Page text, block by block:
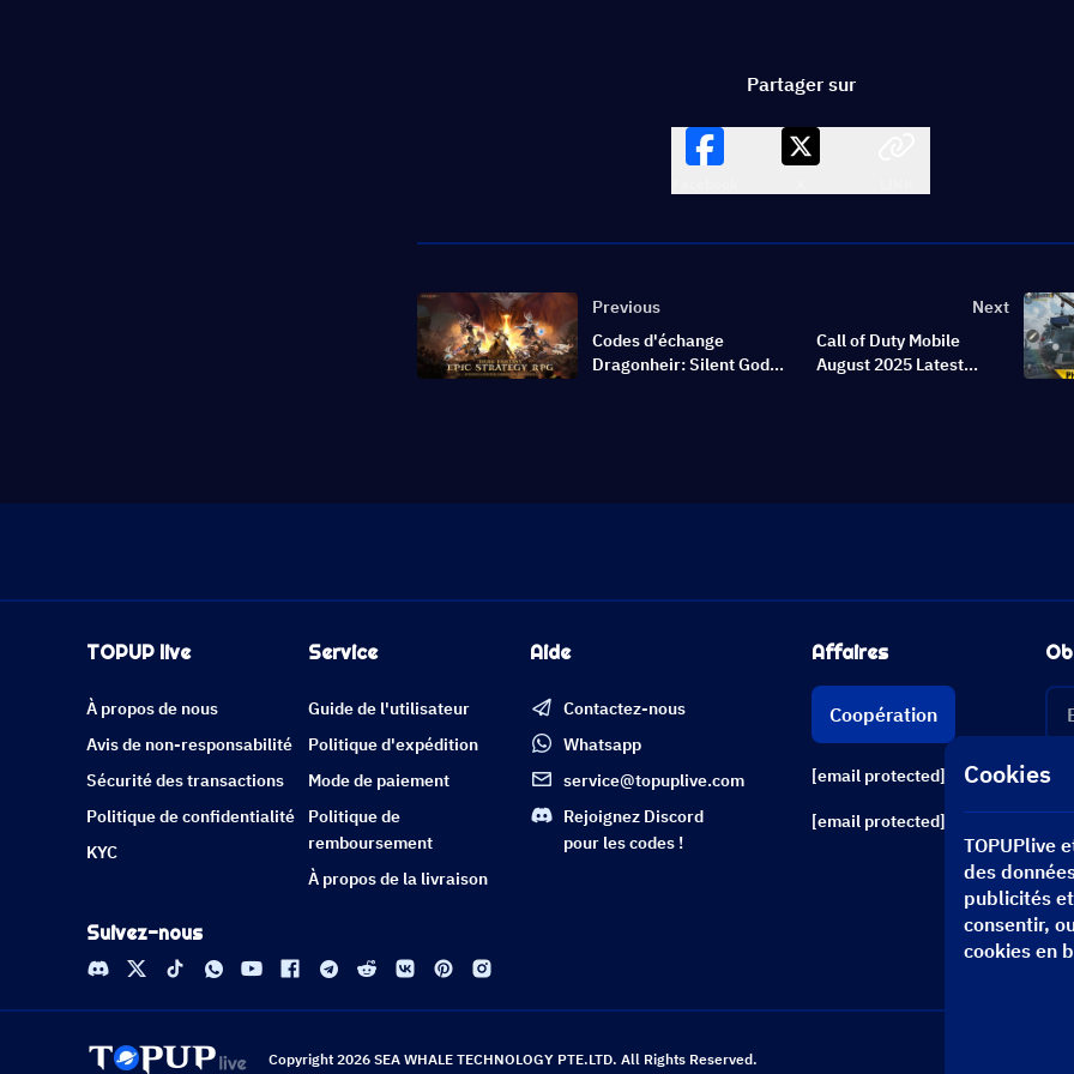
Partager sur
Previous
Codes d'échange
Dragonheir: Silent Gods
Next
Call of Duty Mobile
August 2025 Latest
TOPUP live
À propos de nous
Avis de non-responsabilité
Sécurité des transactions
Politique de confidentialité
KYC
Service
Guide de l'utilisateur
Politique d'expédition
Mode de paiement
Politique de
remboursement
À propos de la livraison
Aide
Contactez-nous
Whatsapp
service@topuplive.com
Rejoignez Discord
pour les codes !
Affaires
Coopération
[email protected]
[email protected]
Suivez-nous
Copyright 2026 SEA WHALE TECHNOLOGY PTE.LTD. All Rights Reserved.
Cookies
TOPUPlive
des
publicités
consentir,
cookies en